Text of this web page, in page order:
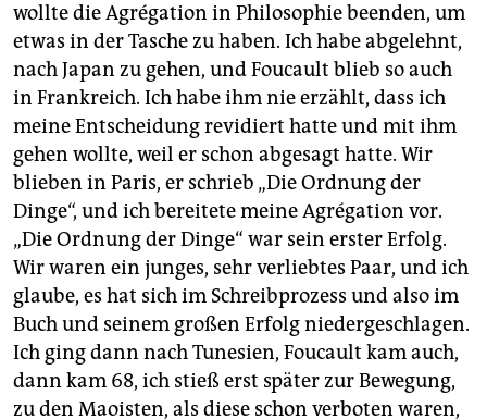
wollte die Agrégation in Philosophie beenden, um
etwas in der Tasche zu haben. Ich habe abgelehnt,
nach Japan zu gehen, und Foucault blieb so auch
in Frankreich. Ich habe ihm nie erzählt, dass ich
meine Entscheidung revidiert hatte und mit ihm
gehen wollte, weil er schon abgesagt hatte. Wir
blieben in Paris, er schrieb „Die Ordnung der
Dinge“, und ich bereitete meine Agrégation vor.
„Die Ordnung der Dinge“ war sein erster Erfolg.
Wir waren ein junges, sehr verliebtes Paar, und ich
glaube, es hat sich im Schreibprozess und also im
Buch und seinem großen Erfolg niedergeschlagen.
Ich ging dann nach Tunesien, Foucault kam auch,
dann kam 68, ich stieß erst später zur Bewegung,
zu den Maoisten, als diese schon verboten waren,